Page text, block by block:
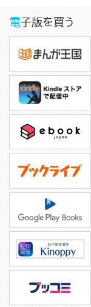
電子版を買う